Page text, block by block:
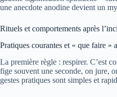
une anecdote anodine devient un
Rituels et comportements après
Pratiques courantes et « que faire »
La première règle : respirer. C’est
fige souvent une seconde, on jure,
gestes pratiques sont simples et